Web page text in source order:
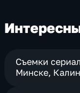
Съемки
Минске,